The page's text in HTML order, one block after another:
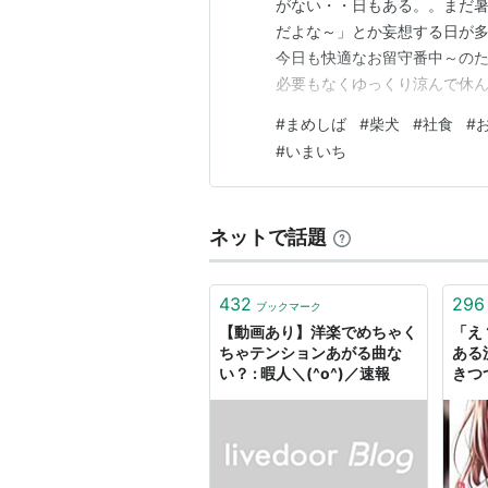
がない・・日もある。。まだ
だよな～」とか妄想する日が
今日も快適なお留守番中～の
必要もなくゆっくり涼んで休
正直「お、やった！」とか「
れか・・↷」第一位 冷やし中
#まめしば #柴犬 #社食 #
#いまいち
ネットで話題
432 ブックマーク
【動画あり】洋楽でめちゃく
ちゃテンションあがる曲な
い？ : 暇人＼(^o^)／速報
296
「
ある
きつ
ト